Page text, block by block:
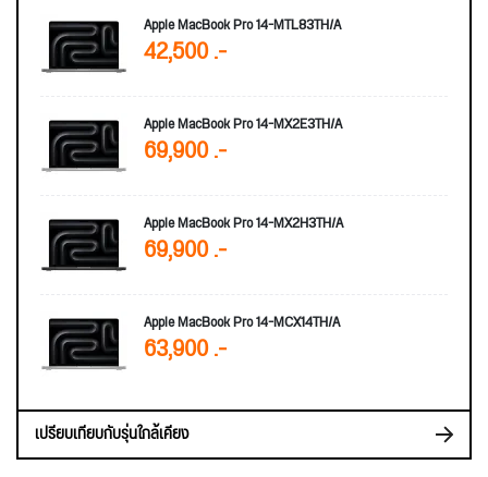
Apple MacBook Pro 14-MTL83TH/A
42,500 .-
Apple MacBook Pro 14-MX2E3TH/A
69,900 .-
Apple MacBook Pro 14-MX2H3TH/A
69,900 .-
Apple MacBook Pro 14-MCX14TH/A
63,900 .-
เปรียบเทียบกับรุ่นใกล้เคียง